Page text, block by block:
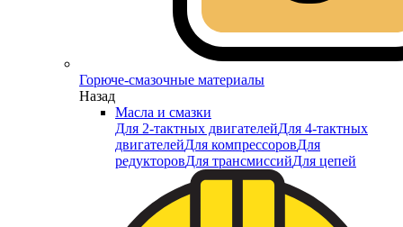
Горюче-смазочные материалы
Назад
Масла и смазки
Для 2-тактных двигателейДля 4-тактных
двигателейДля компрессоровДля
редукторовДля трансмиссийДля цепей